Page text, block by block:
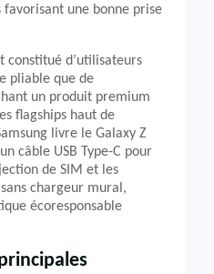
une bonne prise
constitué d’utilisateurs
pliable que de
un produit premium
flagships haut de
livre le Galaxy Z
câble USB Type-C pour
de SIM et les
chargeur mural,
écoresponsable